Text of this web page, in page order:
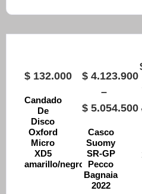
$ 132.000
Candado
De
Disco
Oxford
Micro
XD5
amarillo/negro
$ 4.123.900
–
$ 5.054.500
range:
$
through
$
Casco
Suomy
SR-GP
Pecco
Bagnaia
2022